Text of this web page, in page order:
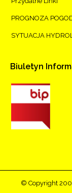
PROGNOZA
SYTUACJA
Biuletyn
© Copyright